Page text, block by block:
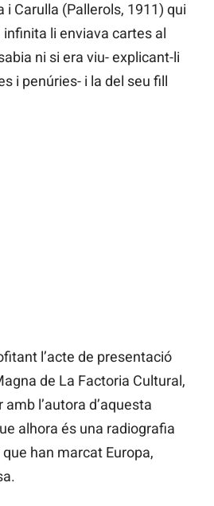
i Carulla (Pallerols, 1911) qui
li enviava cartes al
ni si era viu- explicant-li
i penúries- i la del seu fill
l’acte de presentació
de La Factoria Cultural,
l’autora d’aquesta
alhora és una radiografia
han marcat Europa,